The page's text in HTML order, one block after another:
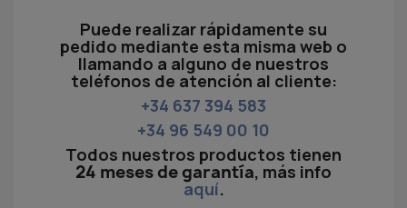
Puede realizar rápidamente su
pedido mediante esta misma web o
llamando a alguno de nuestros
teléfonos de atención al cliente:
+34 637 394 583
+34 96 549 00 10
Todos nuestros productos tienen
24 meses de garantía, más info
aquí.